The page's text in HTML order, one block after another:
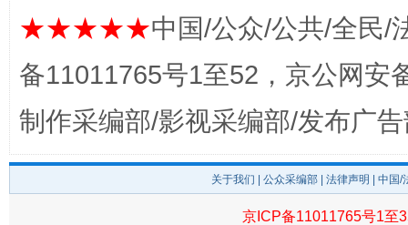
★★★★★中国/公众/公共/全民/
备11011765号1至52，京公网安
制作采编部/影视采编部/发布广
关于我们 公众采编部 法律声明 | 中国
京ICP备11011765号1至